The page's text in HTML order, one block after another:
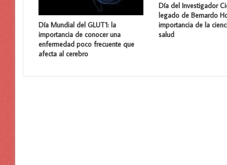
Día Mundial del GLUT1: la
importancia de conocer una
enfermedad poco frecuente que
afecta al cerebro
Día del Investigador
legado de Bernardo
importancia de la
salud